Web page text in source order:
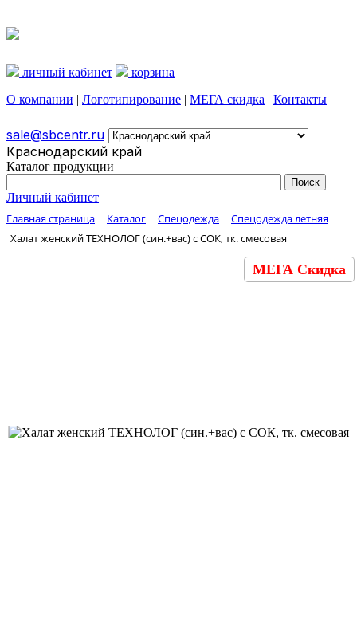
личный кабинет
корзина
О компании | Логотипирование | МЕГА скидка | Контакты
sale@sbcentr.ru
Краснодарский край
Каталог продукции
Личный кабинет
Главная страница Каталог Спецодежда
Спецодежда летняя
Халат женский ТЕХНОЛОГ (син.+вас) c СОК, тк. смесовая
МЕГА Скидка